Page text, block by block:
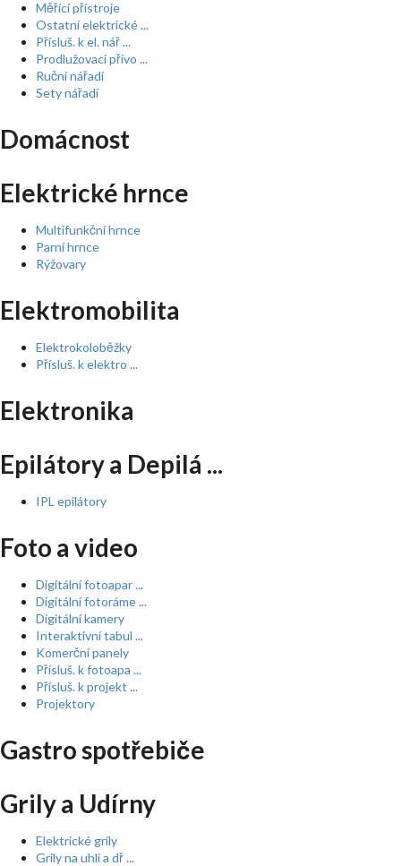
Měřící přístroje
Ostatní elektrické ...
Přísluš. k el. nář ...
Prodlužovací přívo ...
Ruční nářadí
Sety nářadí
Domácnost
Elektrické hrnce
Multifunkční hrnce
Parní hrnce
Rýžovary
Elektromobilita
Elektrokoloběžky
Přísluš. k elektro ...
Elektronika
Epilátory a Depilá ...
IPL epilátory
Foto a video
Digitální fotoapar ...
Digitální fotoráme ...
Digitální kamery
Interaktivní tabul ...
Komerční panely
Přísluš. k fotoapa ...
Přísluš. k projekt ...
Projektory
Gastro spotřebiče
Grily a Udírny
Elektrické grily
Grily na uhlí a dř ...